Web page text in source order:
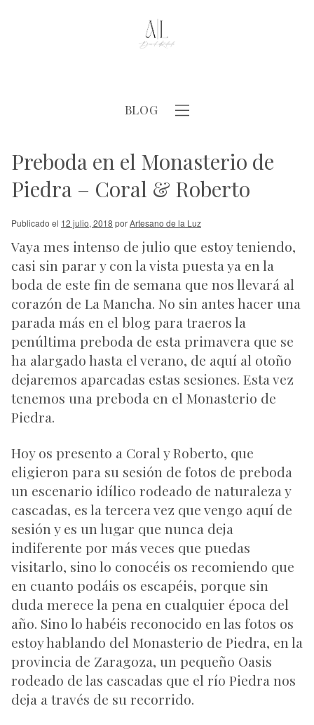
BLOG
Preboda en el Monasterio de
Piedra – Coral & Roberto
Publicado el 12 julio, 2018 porArtesano de la Luz
Vaya mes intenso de julio que estoy teniendo,
casi sin parar y con la vista puesta ya en la
boda de este fin de semana que nos llevará al
corazón de La Mancha. No sin antes hacer una
parada más en el blog para traeros la
penúltima preboda de esta primavera que se
ha alargado hasta el verano, de aquí al otoño
dejaremos aparcadas estas sesiones. Esta vez
tenemos una preboda en el Monasterio de
Piedra.
Hoy os presento a Coral y Roberto, que
eligieron para su sesión de fotos de preboda
un escenario idílico rodeado de naturaleza y
cascadas, es la tercera vez que vengo aquí de
sesión y es un lugar que nunca deja
indiferente por más veces que puedas
visitarlo, sino lo conocéis os recomiendo que
en cuanto podáis os escapéis, porque sin
duda merece la pena en cualquier época del
año. Sino lo habéis reconocido en las fotos os
estoy hablando del Monasterio de Piedra, en la
provincia de Zaragoza, un pequeño Oasis
rodeado de las cascadas que el río Piedra nos
deja a través de su recorrido.